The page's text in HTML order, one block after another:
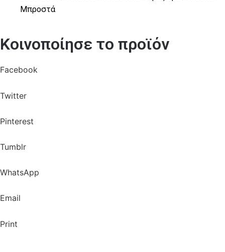
Μπροστά
Κοινοποίησε το προϊόν
Facebook
Twitter
Pinterest
Tumblr
WhatsApp
Email
Print